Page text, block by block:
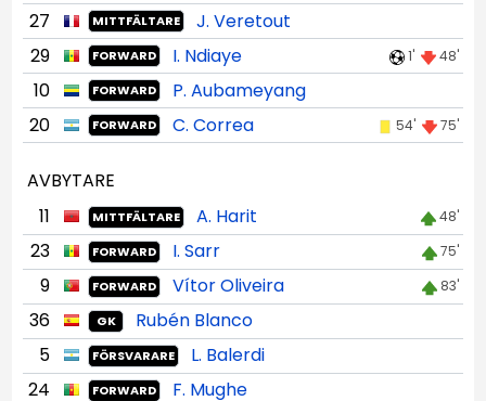
27 MITTFÄLTARE
J. Veretout
29
FORWARD I. Ndiaye 1' 48'
10 FORWARD
P. Aubameyang
20
FORWARD C. Correa 54' 75'
AVBYTARE
11
MITTFÄLTARE A. Harit 48'
23 FORWARD I. Sarr 75'
9 FORWARD Vítor Oliveira 83'
36 GK
Rubén Blanco
5
FÖRSVARARE
L. Balerdi
24
FORWARD
F. Mughe